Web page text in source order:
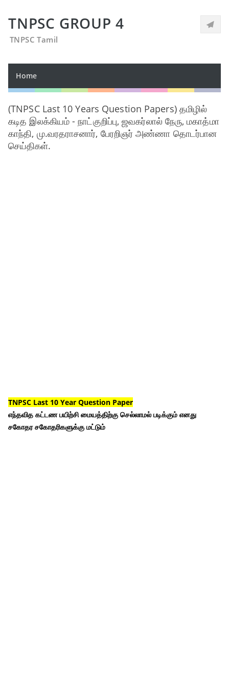
TNPSC GROUP 4
TNPSC Tamil
Home
(TNPSC Last 10 Years Question Papers) தமிழில்
கடித இலக்கியம் - நாட்குறிப்பு, ஜவகர்லால் நேரு, மகாத்மா
காந்தி, மு.வரதராசனார், பேரறிஞர் அண்ணா தொடர்பான
செய்திகள்.
TNPSC Last 10 Year Question Paper
எந்தவித கட்டண பயிற்சி மையத்திற்கு செல்லாமல் படிக்கும் எனது
சகோதர சகோதரிகளுக்கு மட்டும்